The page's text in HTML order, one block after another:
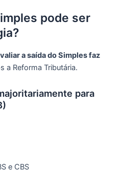
pode ser
a saída do Simples faz
a Reforma Tributária.
para
e CBS